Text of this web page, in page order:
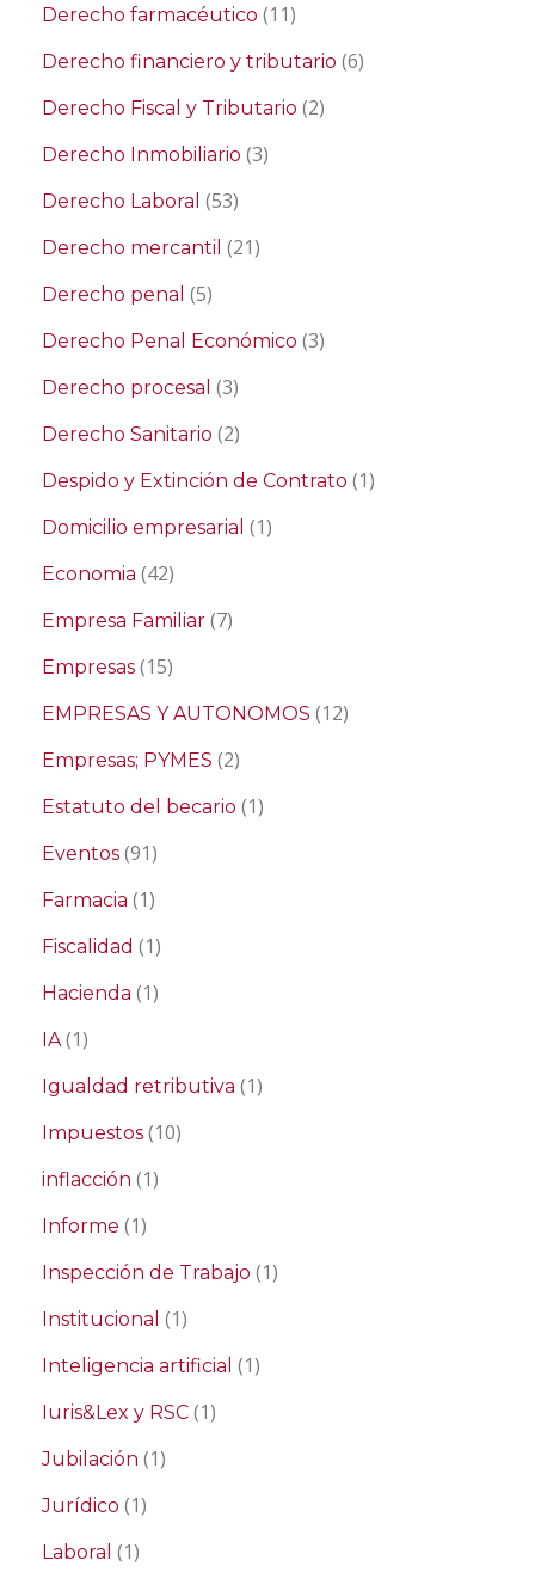
Derecho farmacéutico (11)
Derecho financiero y tributario (6)
Derecho Fiscal y Tributario (2)
Derecho Inmobiliario (3)
Derecho Laboral (53)
Derecho mercantil (21)
Derecho penal (5)
Derecho Penal Económico (3)
Derecho procesal (3)
Derecho Sanitario (2)
Despido y Extinción de Contrato (1)
Domicilio empresarial (1)
Economia (42)
Empresa Familiar (7)
Empresas (15)
EMPRESAS Y AUTONOMOS (12)
Empresas; PYMES (2)
Estatuto del becario (1)
Eventos (91)
Farmacia (1)
Fiscalidad (1)
Hacienda (1)
IA(1)
Igualdad retributiva (1)
Impuestos (10)
inflacción (1)
Informe (1)
Inspección de Trabajo (1)
Institucional (1)
Inteligencia artificial (1)
Iuris&Lex y RSC (1)
Jubilación (1)
Jurídico (1)
Laboral (1)